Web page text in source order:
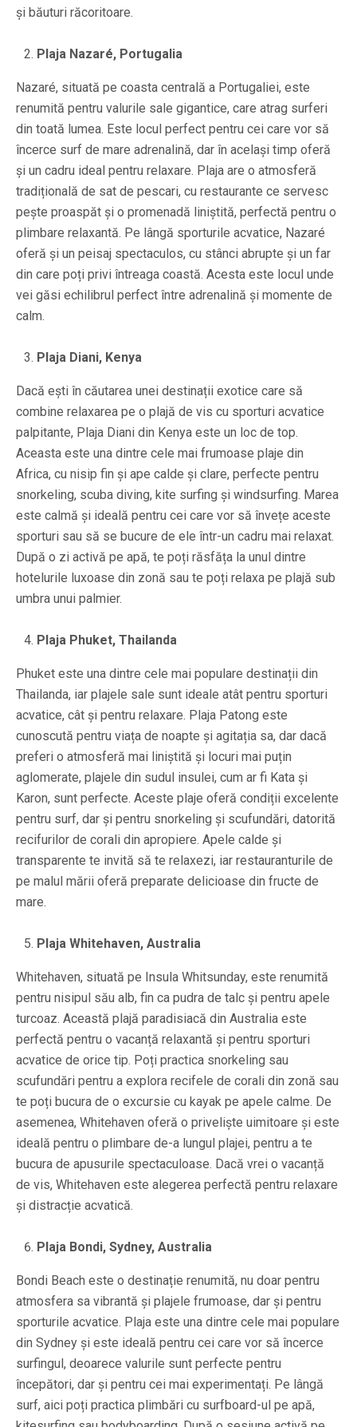
și băuturi răcoritoare.
Plaja Nazaré, Portugalia
Nazaré, situată pe coasta centrală a Portugaliei, este
renumită pentru valurile sale gigantice, care atrag surferi
din toată lumea. Este locul perfect pentru cei care vor să
încerce surf de mare adrenalină, dar în același timp oferă
și un cadru ideal pentru relaxare. Plaja are o atmosferă
tradițională de sat de pescari, cu restaurante ce servesc
pește proaspăt și o promenadă liniștită, perfectă pentru o
plimbare relaxantă. Pe lângă sporturile acvatice, Nazaré
oferă și un peisaj spectaculos, cu stânci abrupte și un far
din care poți privi întreaga coastă. Acesta este locul unde
vei găsi echilibrul perfect între adrenalină și momente de
calm.
Plaja Diani, Kenya
Dacă ești în căutarea unei destinații exotice care să
combine relaxarea pe o plajă de vis cu sporturi acvatice
palpitante, Plaja Diani din Kenya este un loc de top.
Aceasta este una dintre cele mai frumoase plaje din
Africa, cu nisip fin și ape calde și clare, perfecte pentru
snorkeling, scuba diving, kite surfing și windsurfing. Marea
este calmă și ideală pentru cei care vor să învețe aceste
sporturi sau să se bucure de ele într-un cadru mai relaxat.
După o zi activă pe apă, te poți răsfăța la unul dintre
hotelurile luxoase din zonă sau te poți relaxa pe plajă sub
umbra unui palmier.
Plaja Phuket, Thailanda
Phuket este una dintre cele mai populare destinații din
Thailanda, iar plajele sale sunt ideale atât pentru sporturi
acvatice, cât și pentru relaxare. Plaja Patong este
cunoscută pentru viața de noapte și agitația sa, dar dacă
preferi o atmosferă mai liniștită și locuri mai puțin
aglomerate, plajele din sudul insulei, cum ar fi Kata și
Karon, sunt perfecte. Aceste plaje oferă condiții excelente
pentru surf, dar și pentru snorkeling și scufundări, datorită
recifurilor de corali din apropiere. Apele calde și
transparente te invită să te relaxezi, iar restauranturile de
pe malul mării oferă preparate delicioase din fructe de
mare.
Plaja Whitehaven, Australia
Whitehaven, situată pe Insula Whitsunday, este renumită
pentru nisipul său alb, fin ca pudra de talc și pentru apele
turcoaz. Această plajă paradisiacă din Australia este
perfectă pentru o vacanță relaxantă și pentru sporturi
acvatice de orice tip. Poți practica snorkeling sau
scufundări pentru a explora recifele de corali din zonă sau
te poți bucura de o excursie cu kayak pe apele calme. De
asemenea, Whitehaven oferă o priveliște uimitoare și este
ideală pentru o plimbare de-a lungul plajei, pentru a te
bucura de apusurile spectaculoase. Dacă vrei o vacanță
de vis, Whitehaven este alegerea perfectă pentru relaxare
și distracție acvatică.
Plaja Bondi, Sydney, Australia
Bondi Beach este o destinație renumită, nu doar pentru
atmosfera sa vibrantă și plajele frumoase, dar și pentru
sporturile acvatice. Plaja este una dintre cele mai populare
din Sydney și este ideală pentru cei care vor să încerce
surfingul, deoarece valurile sunt perfecte pentru
începători, dar și pentru cei mai experimentați. Pe lângă
surf, aici poți practica plimbări cu surfboard-ul pe apă,